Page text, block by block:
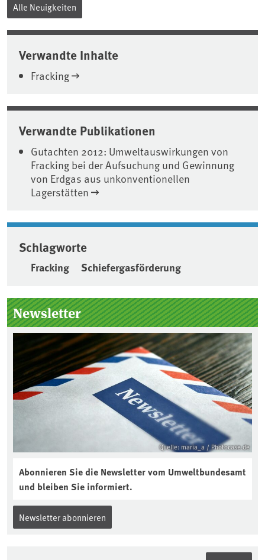
Alle Neuigkeiten
Verwandte Inhalte
Fracking
Verwandte Publikationen
Gutachten 2012: Umweltauswirkungen von
Fracking bei der Aufsuchung und Gewinnung
von Erdgas aus unkonventionellen
Lagerstätten
Schlagworte
Fracking Schiefergasförderung
Seitenleiste
Newsletter
Quelle: maria_a / Photocase.de
Abonnieren Sie die Newsletter vom Umweltbundesamt
und bleiben Sie informiert.
Newsletter abonnieren